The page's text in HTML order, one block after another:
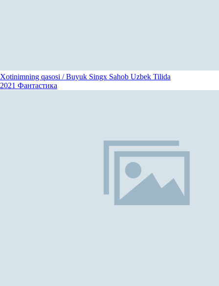
Xotinimning qasosi / Buyuk Singx Sahob Uzbek Tilida
2021 Фантастика